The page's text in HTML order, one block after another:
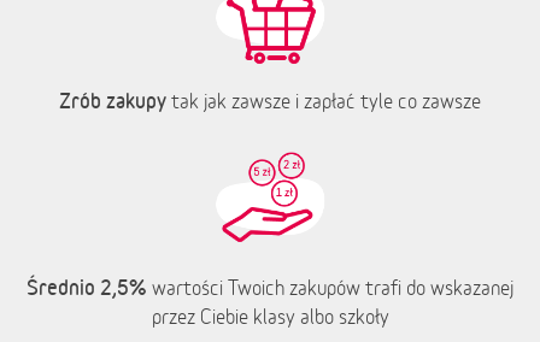
Zrób zakupy tak jak zawsze i zapłać tyle co zawsze
Średnio 2,5% wartości Twoich zakupów trafi do wskazanej
przez Ciebie klasy albo szkoły